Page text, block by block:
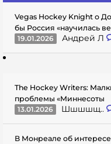
Vegas Hockey Knight о
бы Россия «научилась
19.01.2026
Андрей Л
The Hockey Writers:
проблемы «Миннесоты
13.01.2026
Шшшшщ..
В Монреале об